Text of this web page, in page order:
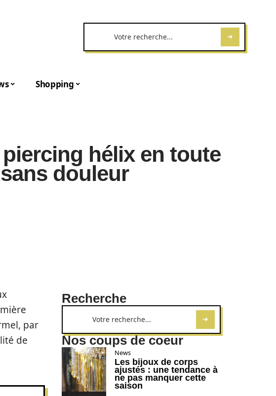
Shopping
hélix en toute
douleur
par
de
Recherche
Nos coups de coeur
News
Les bijoux de corps
ajustés : une tendance à
ne pas manquer cette
saison